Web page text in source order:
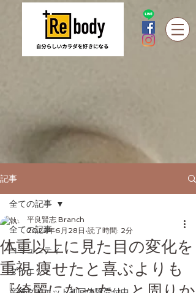
記事
全ての記事
コミュニティ
ダイエット
全ての記事
体重以上に見た目の変化を
重視 痩せたと喜ぶよりも
平良賢志 Branch
2022年6月28日 読了時間: 2分